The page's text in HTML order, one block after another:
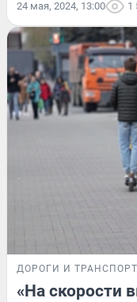
24 мая, 2024, 13:00 1
ДОРОГИ И ТРАНСПОРТ
«На скорости